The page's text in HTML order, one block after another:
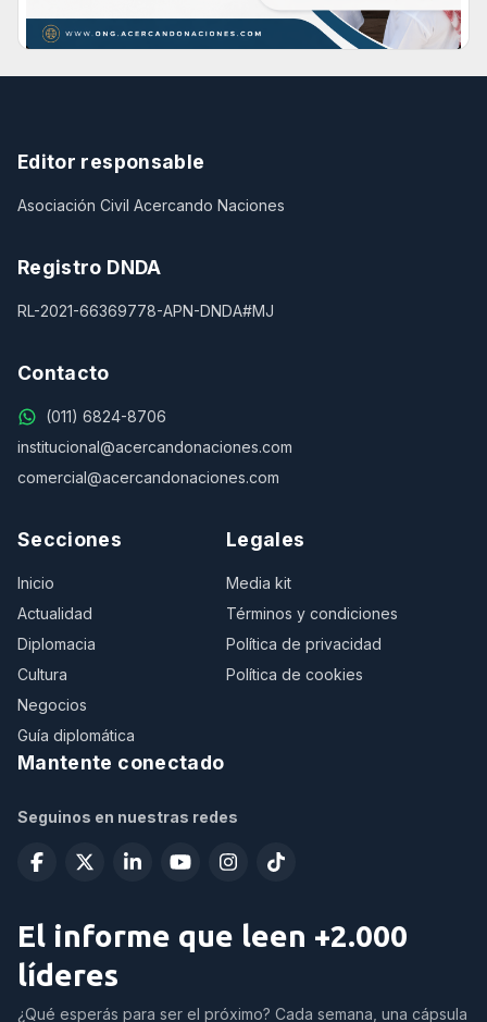
Editor responsable
Asociación Civil Acercando Naciones
Registro DNDA
RL-2021-66369778-APN-DNDA#MJ
Contacto
(011) 6824-8706
institucional@acercandonaciones.com
comercial@acercandonaciones.com
Secciones
Inicio
Actualidad
Diplomacia
Cultura
Negocios
Guía diplomática
Legales
Media kit
Términos y condiciones
Política de privacidad
Política de cookies
Mantente conectado
Seguinos en nuestras redes
El informe que leen +2.000
líderes
¿Qué esperás para ser el próximo? Cada semana, una cápsula